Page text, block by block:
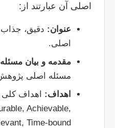
اصلی آن عبارتند از:
عنوان: دقیق، جذاب
اصلی.
مقدمه و بیان
مسئله اصلی
اهداف:
Achievable,
Time-bound).